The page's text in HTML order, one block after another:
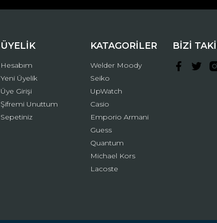
Gönder
ÜYELİK
Hesabım
Yeni Üyelik
Üye Girişi
Şifremi Unuttum
Sepetiniz
KATAGORİLER
Welder Moody
Seiko
UpWatch
Casio
Emporio Armani
Guess
Quantum
Michael Kors
Lacoste
BİZİ